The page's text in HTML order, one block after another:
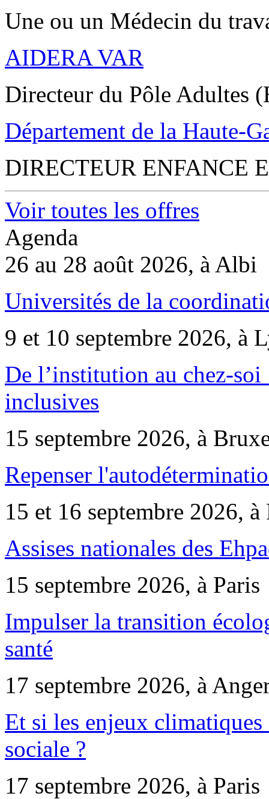
Une ou un Médecin du
AIDERA VAR
Directeur du Pôle Adultes
Département de la Haute-
DIRECTEUR ENFANCE
Voir toutes les offres
Agenda
26 au 28 août 2026, à Albi
Universités de la
9 et 10 septembre 2026, à
De l’institution au chez-
inclusives
15 septembre 2026, à
Repenser
15 et 16 septembre 2026, à
Assises nationales des
15 septembre 2026, à Paris
Impulser la transition
santé
17 septembre 2026, à
Et si les enjeux
sociale ?
17 septembre 2026, à Paris